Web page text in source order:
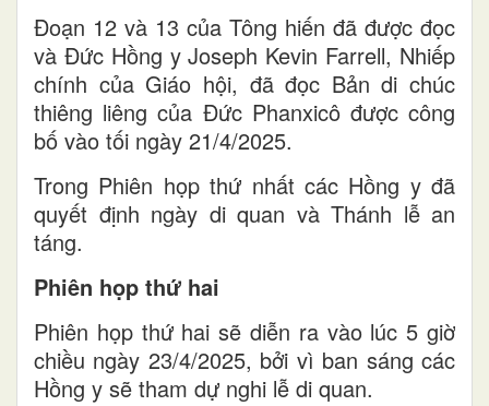
Đoạn 12 và 13 của Tông hiến đã được đọc
và Đức Hồng y Joseph Kevin Farrell, Nhiếp
chính của Giáo hội, đã đọc Bản di chúc
thiêng liêng của Đức Phanxicô được công
bố vào tối ngày 21/4/2025.
Trong Phiên họp thứ nhất các Hồng y đã
quyết định ngày di quan và Thánh lễ an
táng.
Phiên họp thứ hai
Phiên họp thứ hai sẽ diễn ra vào lúc 5 giờ
chiều ngày 23/4/2025, bởi vì ban sáng các
Hồng y sẽ tham dự nghi lễ di quan.